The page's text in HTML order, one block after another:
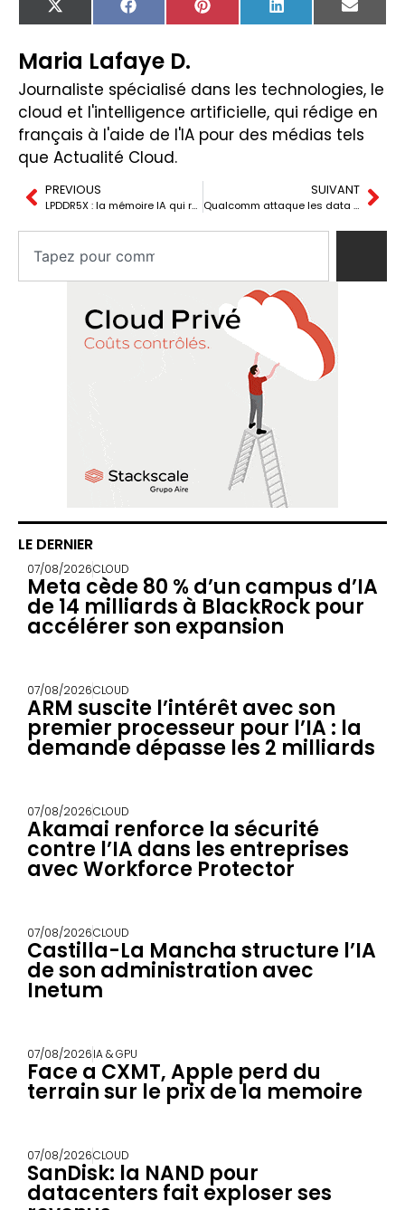
X
(Twitter)
FacebookPinterest LinkedIn Email
Maria Lafaye D.
Journaliste spécialisé dans les technologies, le
cloud et l'intelligence artificielle, qui rédige en
français à l'aide de l'IA pour des médias tels
que Actualité Cloud.
PREVIOUS
LPDDR5X : la mémoire IA qui rend l’iPhone plus cher
SUIVANT
Qualcomm attaque les data centers IA : Dragonfly, Meta et l’objectif 18 $ BPA en 2029
LE DERNIER
07/08/2026CLOUD
Meta cède 80 % d’un campus d’IA
de 14 milliards à BlackRock pour
accélérer son expansion
07/08/2026CLOUD
ARM suscite l’intérêt avec son
premier processeur pour l’IA : la
demande dépasse les 2 milliards
07/08/2026CLOUD
Akamai renforce la sécurité
contre l’IA dans les entreprises
avec Workforce Protector
07/08/2026CLOUD
Castilla-La Mancha structure l’IA
de son administration avec
Inetum
07/08/2026IA & GPU
Face a CXMT, Apple perd du
terrain sur le prix de la memoire
07/08/2026CLOUD
SanDisk: la NAND pour
datacenters fait exploser ses